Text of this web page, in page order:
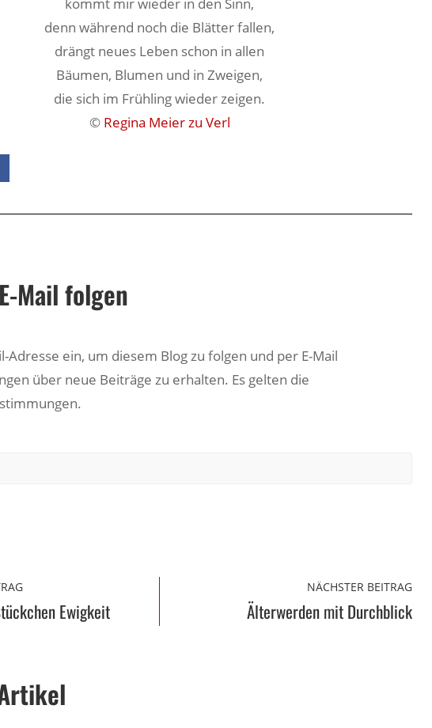
denn während noch die Blätter fallen,
drängt neues Leben schon in allen
Bäumen, Blumen und in Zweigen,
die sich im Frühling wieder zeigen.
© Regina Meier zu Verl
Mail folgen
Adresse ein, um diesem Blog zu folgen und per E-Mail
über neue Beiträge zu erhalten. Es gelten die
Ewigkeit
NÄCHSTER BEITRAG
Älterwerden mit Durchblick